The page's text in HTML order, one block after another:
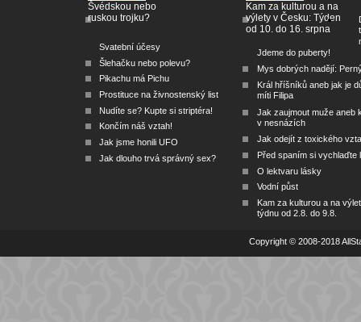
Švédskou nebo
ruskou trojku?
Svatební účesy
Šlehačku nebo polevu?
Pikachu má Pichu
Prostituce na živnostenský list
Nudíte se? Kupte si striptéra!
Končím náš vztah!
Jak jsme honili UFO
Jak dlouho trvá správný sex?
Kam za kulturou a na
výlety v Česku: Týden
od 10. do 16. srpna
Jdeme do puberty!
Mys dobrých nadějí:
Král hříšníků aneb jak je
míti Filipa
Jak zaujmout muže aneb
v nesnázích
Jak odejít z toxického
Před spaním si vychlaďte
O lektvaru lásky
Vodní půst
Kam za kulturou a na
týdnu od 2.8. do 9.8.
Copyright © 2008-2018